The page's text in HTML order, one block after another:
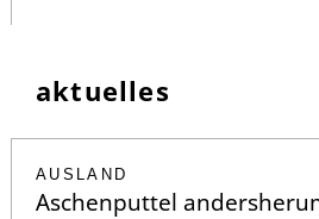
aktuelles
AUSLAND
Aschenputtel